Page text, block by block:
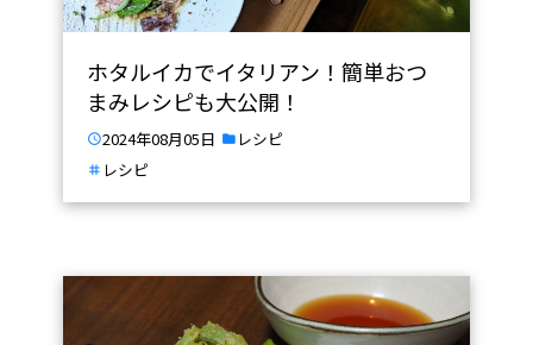
ホタルイカでイタリアン！簡単おつ
まみレシピも大公開！
2024年08月05日
レシピ
レシピ